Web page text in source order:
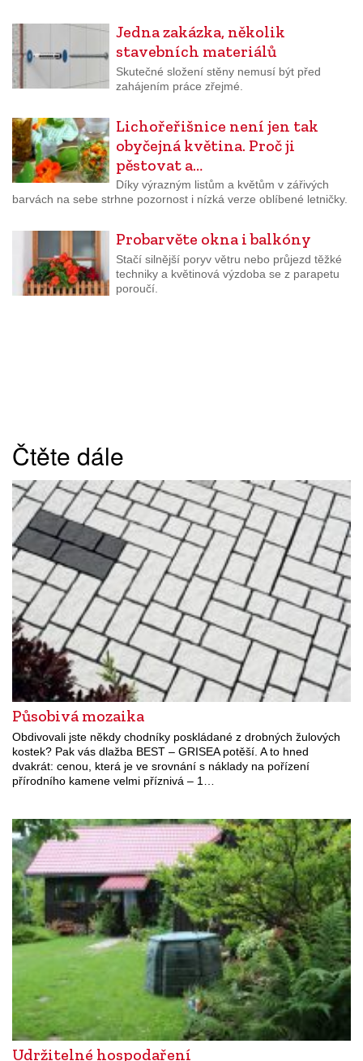
Jedna zakázka, několik
stavebních materiálů
Skutečné složení stěny nemusí být před
zahájením práce zřejmé.
Lichořeřišnice není jen tak
obyčejná květina. Proč ji
pěstovat a…
Díky výrazným listům a květům v zářivých
barvách na sebe strhne pozornost i nízká verze oblíbené letničky.
Probarvěte okna i balkóny
Stačí silnější poryv větru nebo průjezd těžké
techniky a květinová výzdoba se z parapetu
poroučí.
Čtěte dále
Působivá mozaika
Obdivovali jste někdy chodníky poskládané z drobných žulových
kostek? Pak vás dlažba BEST – GRISEA potěší. A to hned
dvakrát: cenou, která je ve srovnání s náklady na pořízení
přírodního kamene velmi příznivá – 1…
Udržitelné hospodaření